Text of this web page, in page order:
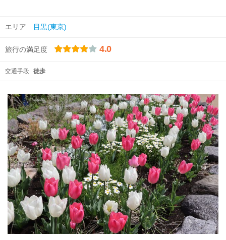
エリア 目黒(東京)
旅行の満足度 4.0
交通手段 徒歩